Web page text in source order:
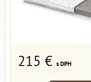
215 € s DPH